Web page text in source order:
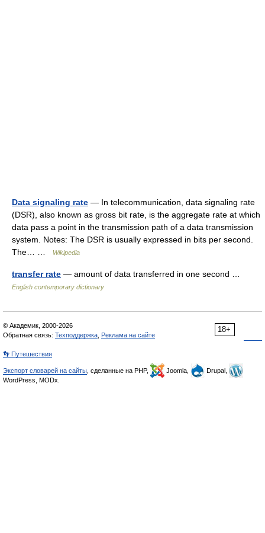
Data signaling rate — In telecommunication, data signaling rate
(DSR), also known as gross bit rate, is the aggregate rate at which
data pass a point in the transmission path of a data transmission
system. Notes: The DSR is usually expressed in bits per second.
The… …
Wikipedia
transfer rate — amount of data transferred in one second …
English contemporary dictionary
18+
© Академик, 2000-2026
Обратная связь: Техподдержка Реклама на сайте
👣 Путешествия
Экспорт словарей на сайты , сделанные на PHP, Joomla,
Drupal,
WordPress, MODx.